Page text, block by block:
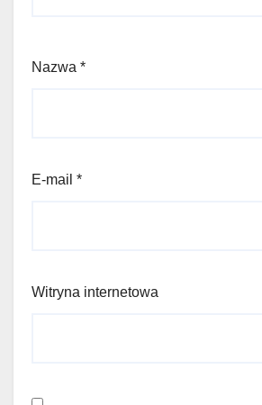
Nazwa *
E-mail *
Witryna internetowa